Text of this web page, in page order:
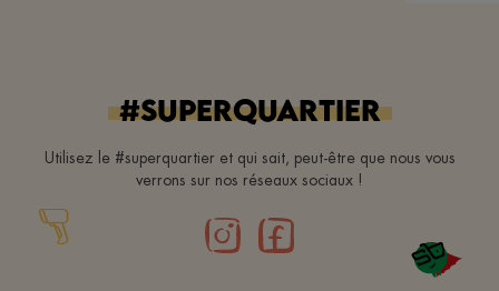
#superquartier
Utilisez le #superquartier et qui sait, peut-être que nous vous
verrons sur nos réseaux sociaux !